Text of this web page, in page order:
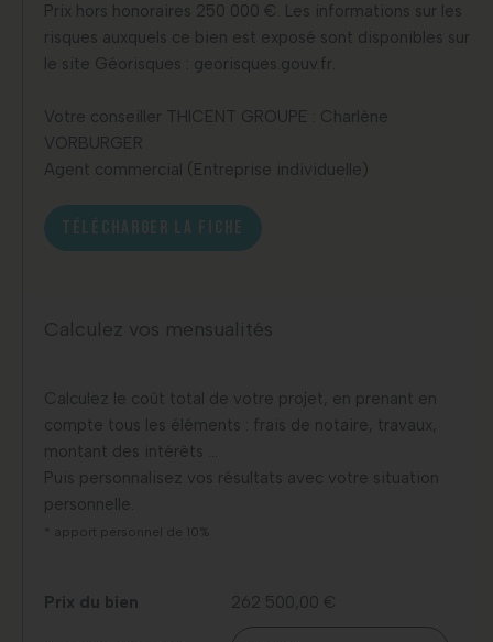
Prix hors honoraires 250 000 €. Les informations sur les
risques auxquels ce bien est exposé sont disponibles sur
le site Géorisques : georisques.gouv.fr.
Votre conseiller THICENT GROUPE : Charlène
VORBURGER
Agent commercial (Entreprise individuelle)
TÉLÉCHARGER LA FICHE
Calculez vos mensualités
Calculez le coût total de votre projet, en prenant en
compte tous les éléments : frais de notaire, travaux,
montant des intérêts …
Puis personnalisez vos résultats avec votre situation
personnelle.
* apport personnel de 10%
Prix du bien 262 500,00 €